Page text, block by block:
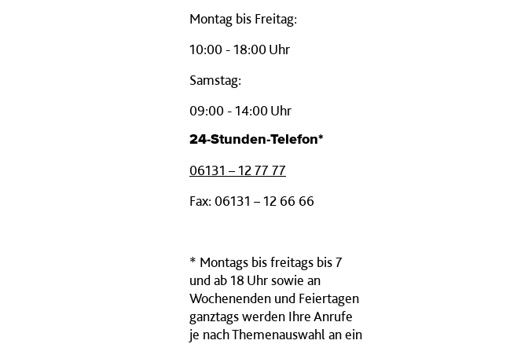
Montag bis Freitag:
10:00 - 18:00 Uhr
Samstag:
09:00 - 14:00 Uhr
24-Stunden-Telefon*
06131 – 12 77 77
Fax: 06131 – 12 66 66
* Montags bis freitags bis 7
und ab 18 Uhr sowie an
Wochenenden und Feiertagen
ganztags werden Ihre Anrufe
je nach Themenauswahl an ein